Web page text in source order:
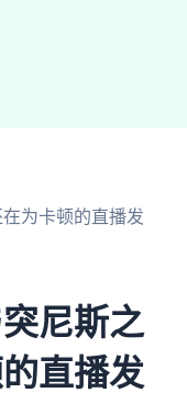
为卡顿的直播发
尼斯之
直播发